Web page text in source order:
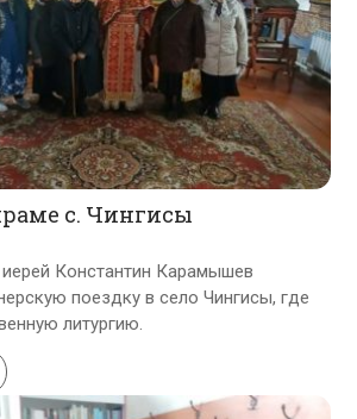
с. Чингисы
иерей Константин Карамышев
поездку в село Чингисы, где
литургию.